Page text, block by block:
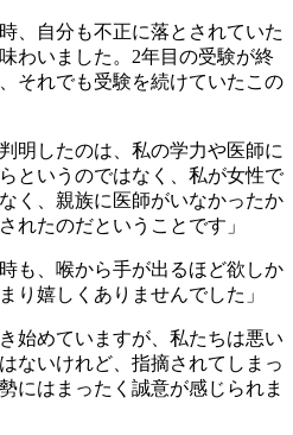
、自分も不正に落とされていた
わいました。2年目の受験が終
それでも受験を続けていたこの
明したのは、私の学力や医師に
というのではなく、私が女性で
く、親族に医師がいなかったか
れたのだということです」
も、喉から手が出るほど欲しか
り嬉しくありませんでした」
始めていますが、私たちは悪い
ないけれど、指摘されてしまっ
にはまったく誠意が感じられま